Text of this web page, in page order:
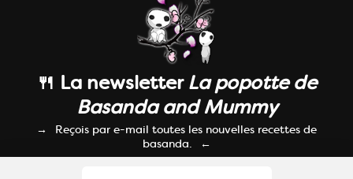
🍴 La newsletterLa popotte de
Basanda and Mummy
Reçois par e-mail toutes les nouvelles recettes de
basanda.